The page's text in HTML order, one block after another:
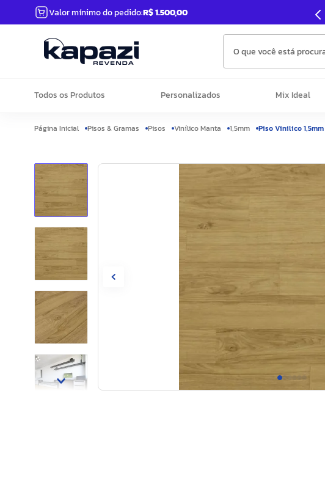
Valor mínimo do pedido:R$ 1.500,00
O que você está
Todos os Produtos Personalizados Mix Ideal
Pisos & Gramas Pisos Vinílico Manta 1,5mm Piso Vinilico